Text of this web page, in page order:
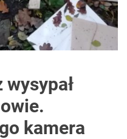
kamera